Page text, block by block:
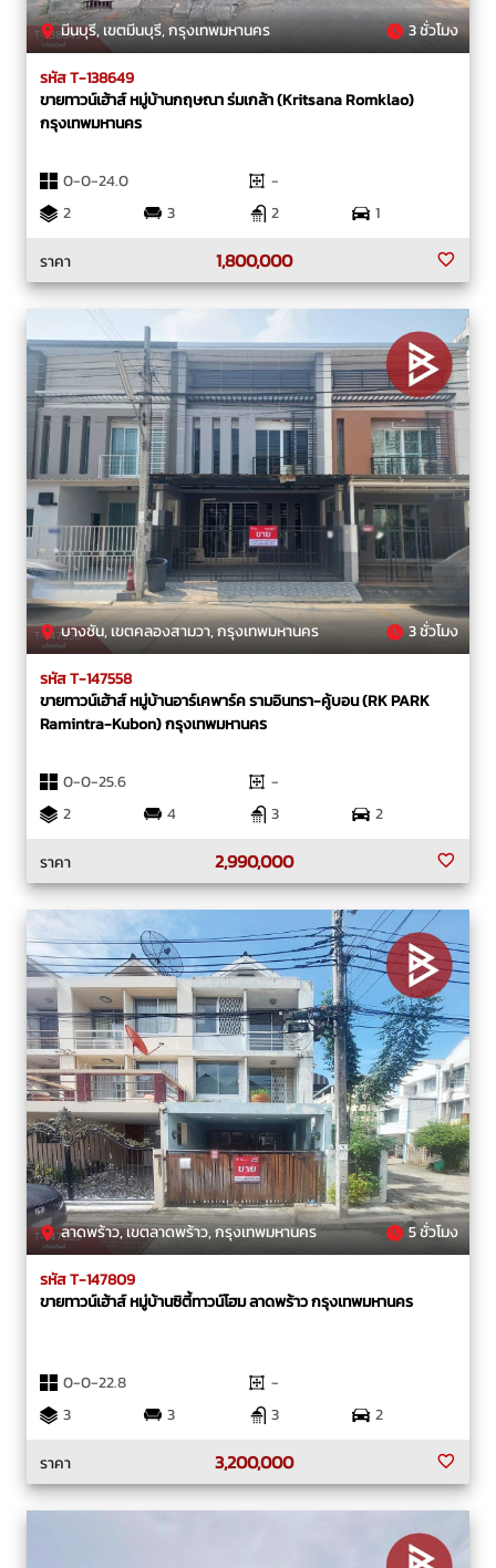
มีนบุรี, เขตมีนบุรี, กรุงเทพมหานคร 3 ชั่วโมง
รหัส T-138649
ขายทาวน์เฮ้าส์ หมู่บ้านกฤษณา ร่มเกล้า (Kritsana Romklao)
กรุงเทพมหานคร
0-0-24.0
-
2
3 2
1
ราคา
1,800,000
บางชัน, เขตคลองสามวา, กรุงเทพมหานคร 3 ชั่วโมง
รหัส T-147558
ขายทาวน์เฮ้าส์ หมู่บ้านอาร์เคพาร์ค รามอินทรา-คู้บอน (RK PARK
Ramintra-Kubon) กรุงเทพมหานคร
0-0-25.6
-
2
4 3
2
ราคา
2,990,000
ลาดพร้าว, เขตลาดพร้าว, กรุงเทพมหานคร 5 ชั่วโมง
รหัส T-147809
ขายทาวน์เฮ้าส์ หมู่บ้านซิตี้ทาวน์โฮม ลาดพร้าว กรุงเทพมหานคร
0-0-22.8
-
3
3 3
2
ราคา
3,200,000